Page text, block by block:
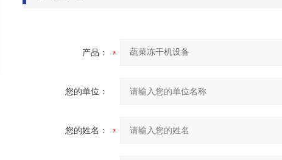
产品：
您的单位：
您的姓名：